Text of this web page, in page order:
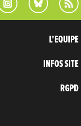
L'EQUIPE
INFOS SITE
RGPD